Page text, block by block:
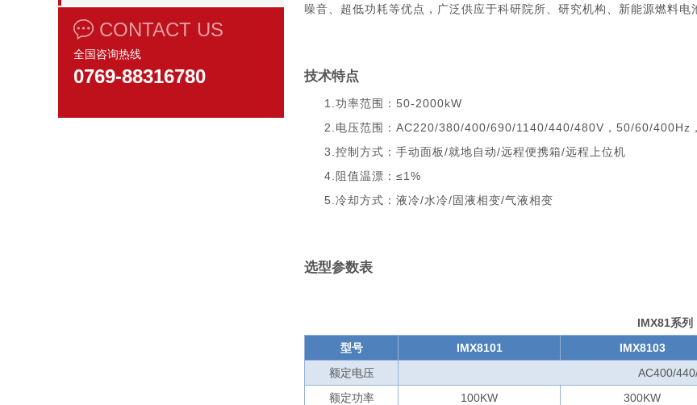
CONTACT US
全国咨询热线
0769-88316780
噪音、超低功耗等优点，广泛供应于科研院所、研究机构、新能源燃料电
技术特点
1.功率范围：50-2000kW
2.电压范围：AC220/380/400/690/1140/440/480V，50/60/400Hz
3.控制方式：手动面板/就地自动/远程便携箱/远程上位机
4.阻值温漂：≤1%
5.冷却方式：液冷/水冷/固液相变/气液相变
选型参数表
IMX81系列
型号
IMX8101 IMX8103
额定电压
AC400/
额定功率
100KW 300KW